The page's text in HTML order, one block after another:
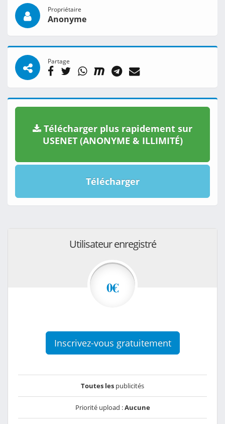
Propriétaire
Anonyme
Partage
Télécharger plus rapidement sur
USENET (ANONYME & ILLIMITÉ)
Télécharger
Utilisateur enregistré
0€
Inscrivez-vous gratuitement
Toutes les publicités
Priorité upload :Aucune